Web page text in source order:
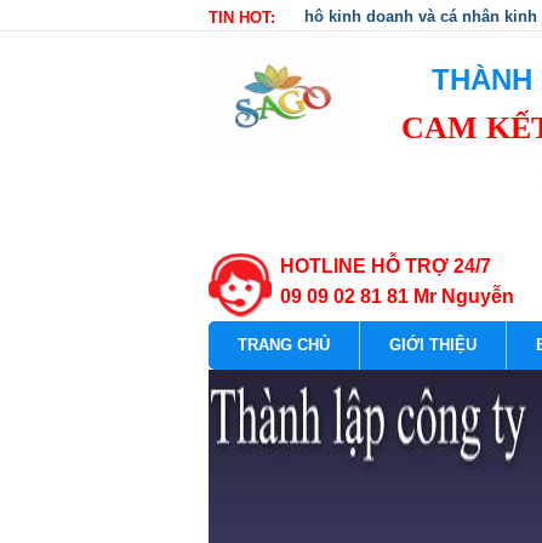
TIN HOT: hộ kinh doanh và cá nhân
THÀNH
CAM
HOTLINE HỖ TRỢ 24/7
09 09 02 81 81 Mr Nguyễn
TRANG CHỦ GIỚI THIỆU